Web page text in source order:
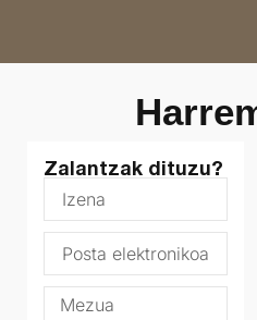
Zalantzak dituzu?